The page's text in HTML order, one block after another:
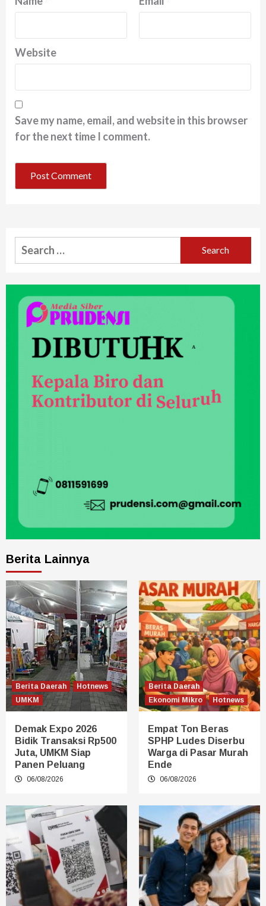
Website
Save my name, email, and website in this browser
for the next time I comment.
Berita Lainnya
Berita Daerah
Hotnews
UMKM
Demak Expo 2026
Bidik Transaksi Rp500
Juta, UMKM Siap
Panen Peluang
06/08/2026
Berita Daerah
Ekonomi Mikro
Hotnews
Empat Ton Beras
SPHP Ludes Diserbu
Warga di Pasar Murah
Ende
06/08/2026